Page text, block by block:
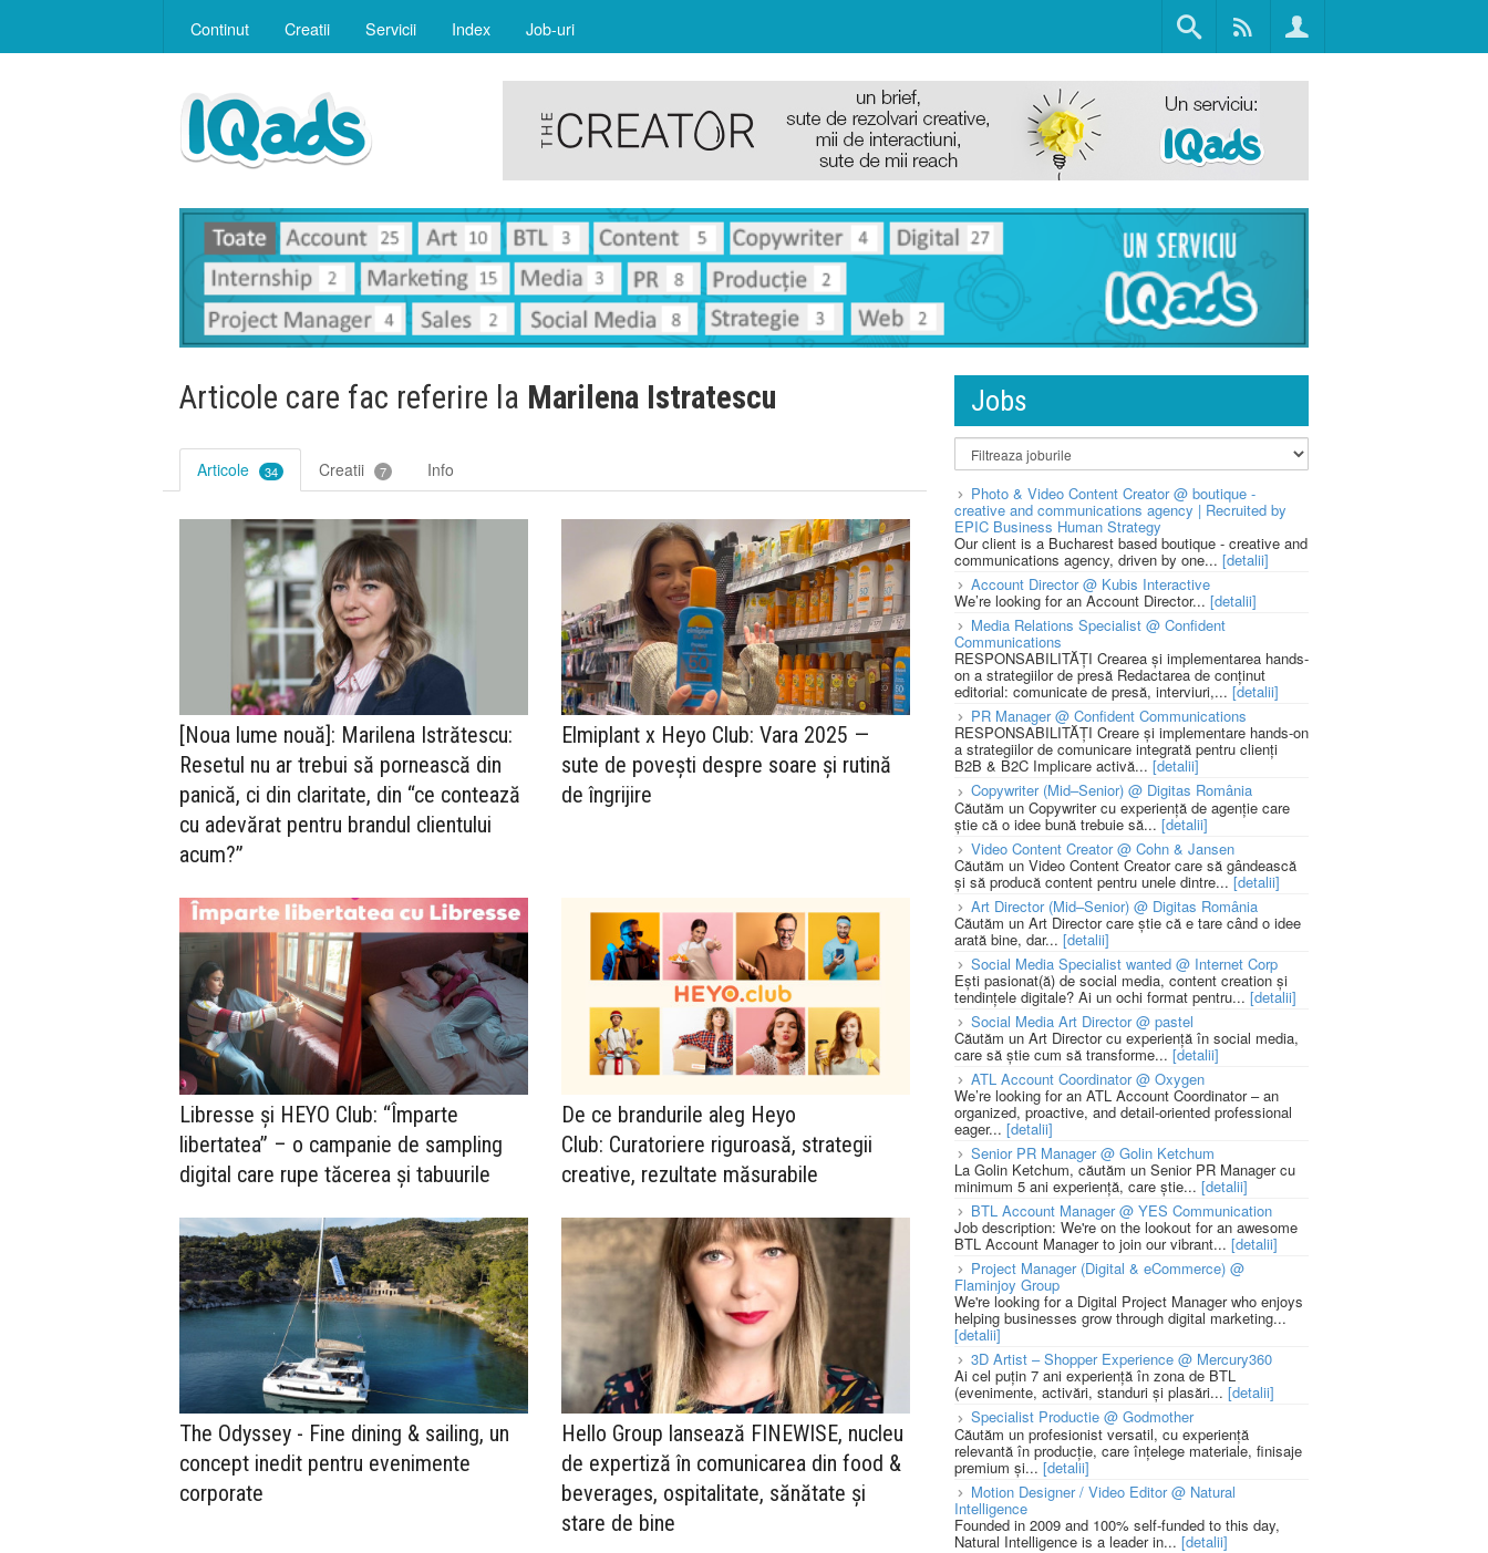
Continut Creatii Servicii Index Job-uri
Articole care fac referire la Marilena Istratescu
Articole 34 Creatii 7 Info
[Noua lume nouă]: Marilena Istrătescu:
Resetul nu ar trebui să pornească din
panică, ci din claritate, din “ce contează
cu adevărat pentru brandul clientului
acum?”
Elmiplant x Heyo Club: Vara 2025 —
sute de povești despre soare și rutină
de îngrijire
Libresse și HEYO Club: “Împarte
libertatea” – o campanie de sampling
digital care rupe tăcerea și tabuurile
De ce brandurile aleg Heyo
Club: Curatoriere riguroasă, strategii
creative, rezultate măsurabile
The Odyssey - Fine dining & sailing, un
concept inedit pentru evenimente
corporate
Hello Group lansează FINEWISE, nucleu
de expertiză în comunicarea din food &
beverages, ospitalitate, sănătate și
stare de bine
Jobs
Photo & Video Content Creator @ boutique -
creative and communications agency | Recruited by
EPIC Business Human Strategy
Our client is a Bucharest based boutique - creative and
communications agency, driven by one... [detalii]
Account Director @ Kubis Interactive
We’re looking for an Account Director... [detalii]
Media Relations Specialist @ Confident
Communications
RESPONSABILITĂȚI Crearea și implementarea hands-
on a strategiilor de presă Redactarea de conținut
editorial: comunicate de presă, interviuri,... [detalii]
PR Manager @ Confident Communications
RESPONSABILITĂȚI Creare și implementare hands-on
a strategiilor de comunicare integrată pentru clienți
B2B & B2C Implicare activă... [detalii]
Copywriter (Mid–Senior) @ Digitas România
Căutăm un Copywriter cu experiență de agenție care
știe că o idee bună trebuie să... [detalii]
Video Content Creator @ Cohn & Jansen
Căutăm un Video Content Creator care să gândească
și să producă content pentru unele dintre...[detalii]
Art Director (Mid–Senior) @ Digitas România
Căutăm un Art Director care știe că e tare când o idee
arată bine, dar... [detalii]
Social Media Specialist wanted @ Internet Corp
Ești pasionat(ă) de social media, content creation și
tendințele digitale? Ai un ochi format pentru... [detalii]
Social Media Art Director @ pastel
Căutăm un Art Director cu experiență în social media,
care să știe cum să transforme... [detalii]
ATL Account Coordinator @ Oxygen
We’re looking for an ATL Account Coordinator – an
organized, proactive, and detail-oriented professional
eager... [detalii]
Senior PR Manager @ Golin Ketchum
La Golin Ketchum, căutăm un Senior PR Manager cu
minimum 5 ani experiență, care știe... [detalii]
BTL Account Manager @ YES Communication
Job description: We're on the lookout for an awesome
BTL Account Manager to join our vibrant... [detalii]
Project Manager (Digital & eCommerce) @
Flaminjoy Group
We're looking for a Digital Project Manager who enjoys
helping businesses grow through digital marketing...
[detalii]
3D Artist – Shopper Experience @ Mercury360
Ai cel puțin 7 ani experiență în zona de BTL
(evenimente, activări, standuri și plasări... [detalii]
Specialist Productie @ Godmother
Căutăm un profesionist versatil, cu experiență
relevantă în producție, care înțelege materiale, finisaje
premium și... [detalii]
Motion Designer / Video Editor @ Natural
Intelligence
Founded in 2009 and 100% self-funded to this day,
Natural Intelligence is a leader in... [detalii]